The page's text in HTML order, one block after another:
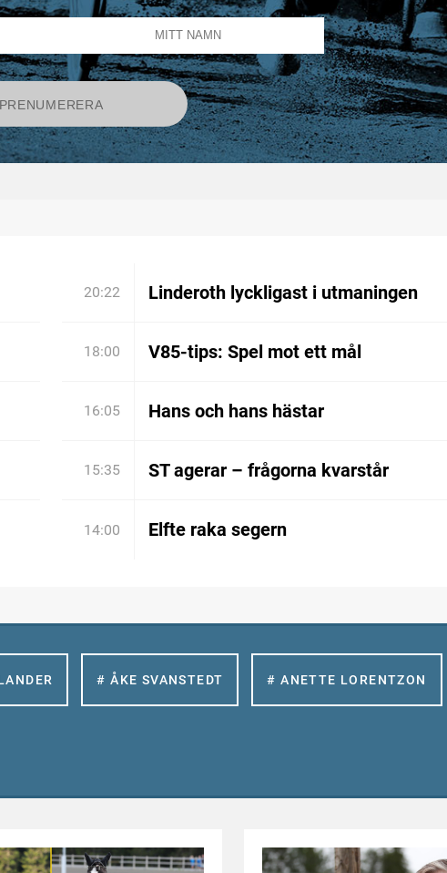
20:22 Linderoth lyckligast i utmaningen
18:00 V85-tips: Spel mot ett mål
16:05 Hans och hans hästar
15:35 ST agerar – frågorna kvarstår
14:00 Elfte raka segern
# ÅKE SVANSTEDT # ANETTE LORENTZON